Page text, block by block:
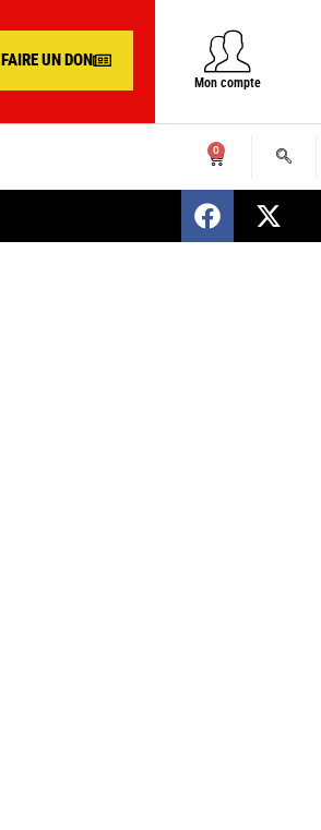
FAIRE UN DON
Mon compte
0
SENEGAL : Nomination d’un nouveau